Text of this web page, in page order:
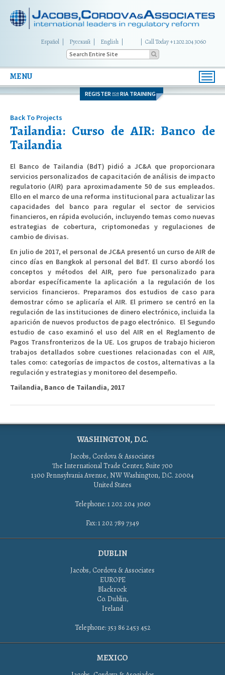
Español Русский English Call Today +1 202 204 3060
MENU
REGISTER FOR RIA TRAINING
Back To Projects
Tailandia: Curso de AIR: Banco de
Tailandia
El Banco de Tailandia (BdT) pidió a JC&A que proporcionara
servicios personalizados de capacitación de análisis de impacto
regulatorio (AIR) para aproximadamente 50 de sus empleados.
Ello en el marco de una reforma institucional para actualizar las
capacidades del banco para regular el sector de servicios
financieros, en rápida evolución, incluyendo temas como nuevas
estrategias de cobertura, criptomonedas y regulaciones de
cambio de divisas.
En julio de 2017, el personal de JC&A presentó un curso de AIR de
cinco días en Bangkok al personal del BdT. El curso abordó los
conceptos y métodos del AIR, pero fue personalizado para
abordar específicamente la aplicación a la regulación de los
servicios financieros. Preparamos dos estudios de caso para
demostrar cómo se aplicaría el AIR. El primero se centró en la
regulación de las instituciones de dinero electrónico, incluida la
aparición de nuevos productos de pago electrónico. El Segundo
estudio de caso examinó el uso del AIR en el Reglamento de
Pagos Transfronterizos de la UE. Los grupos de trabajo hicieron
trabajos detallados sobre cuestiones relacionadas con el AIR,
tales como: categorías de impactos de costos, alternativas a la
regulación y estrategias y monitoreo del desempeño.
Tailandia, Banco de Tailandia, 2017
WASHINGTON, D.C.
Jacobs, Cordova & Associates
The International Trade Center, Suite 700
1300 Pennsylvania Avenue, NW Washington, D.C. 20004
United States
Telephone: 1 202 204 3060
Fax: 1 202 789 7349
DUBLIN
Jacobs, Cordova & Associates
EUROPE
Blackrock
Co. Dublin,
Ireland
Telephone: 353 86 2453 452
MEXICO